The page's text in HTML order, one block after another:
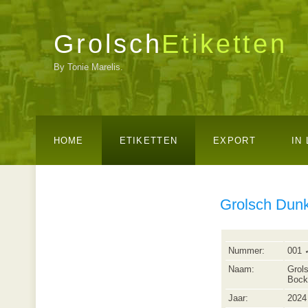
GrolschEtiketten
By Tonie Marelis.
HOME ETIKETTEN EXPORT IN
Grolsch
Nummer:
001
Naam:
Bock
Jaar:
2024